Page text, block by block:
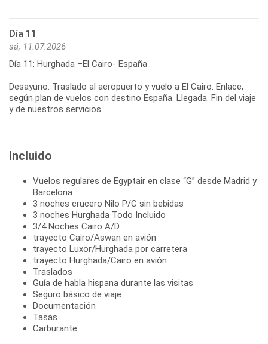
Día 11
sá, 11.07.2026
Día 11: Hurghada –El Cairo- España
Desayuno. Traslado al aeropuerto y vuelo a El Cairo. Enlace,
según plan de vuelos con destino España. Llegada. Fin del viaje
y de nuestros servicios.
Incluido
Vuelos regulares de Egyptair en clase “G” desde Madrid y
Barcelona
3 noches crucero Nilo P/C sin bebidas
3 noches Hurghada Todo Incluido
3/4 Noches Cairo A/D
trayecto Cairo/Aswan en avión
trayecto Luxor/Hurghada por carretera
trayecto Hurghada/Cairo en avión
Traslados
Guía de habla hispana durante las visitas
Seguro básico de viaje
Documentación
Tasas
Carburante